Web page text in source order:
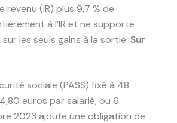
(IR) plus 9,7 % de
à l’IR et ne supporte
les seuls gains à la sortie. Sur
sociale (PASS) fixé à 48
euros par salarié, ou 6
2023 ajoute une obligation de